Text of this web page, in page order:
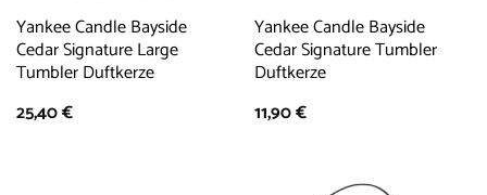
Yankee Candle Bayside
Cedar Signature Large
Tumbler Duftkerze
25,40€
Yankee Candle Bayside
Cedar Signature Tumbler
Duftkerze
11,90€